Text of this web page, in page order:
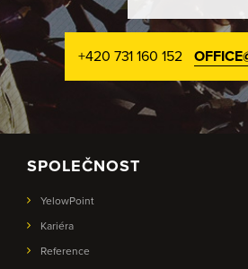
+420 731 160 152
SPOLEČNOST
YelowPoint
Kariéra
Reference